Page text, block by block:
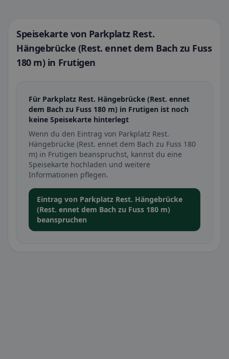
Speisekarte von Parkplatz Rest.
Hängebrücke (Rest. ennet dem Bach zu Fuss
180 m) in Frutigen
Für Parkplatz Rest. Hängebrücke (Rest. ennet
dem Bach zu Fuss 180 m) in Frutigen ist noch
keine Speisekarte hinterlegt
Wenn du den Eintrag von Parkplatz Rest.
Hängebrücke (Rest. ennet dem Bach zu Fuss 180
m) in Frutigen beanspruchst, kannst du eine
Speisekarte hochladen und weitere
Informationen pflegen.
Eintrag von Parkplatz Rest. Hängebrücke
(Rest. ennet dem Bach zu Fuss 180 m)
beanspruchen